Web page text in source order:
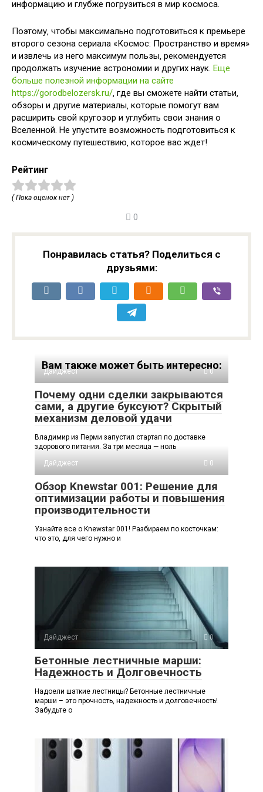
информацию и глубже погрузиться в мир космоса.
Поэтому‚ чтобы максимально подготовиться к премьере
второго сезона сериала «Космос: Пространство и время»
и извлечь из него максимум пользы‚ рекомендуется
продолжать изучение астрономии и других наук. Еще
больше полезной информации на сайте
https://gorodbelozersk.ru/‚ где вы сможете найти статьи‚
обзоры и другие материалы‚ которые помогут вам
расширить свой кругозор и углубить свои знания о
Вселенной. Не упустите возможность подготовиться к
космическому путешествию‚ которое вас ждет!
Рейтинг
( Пока оценок нет )
0
Понравилась статья? Поделиться с
друзьями:
Вам также может быть интересно:
Дайджест 0
Почему одни сделки закрываются
сами, а другие буксуют? Скрытый
механизм деловой удачи
Владимир из Перми запустил стартап по доставке
здорового питания. За три месяца — ноль
Дайджест
0
Обзор Knewstar 001: Решение для
оптимизации работы и повышения
производительности
Узнайте все о Knewstar 001! Разбираем по косточкам:
что это, для чего нужно и
Дайджест 0
Бетонные лестничные марши:
Надежность и Долговечность
Надоели шаткие лестницы? Бетонные лестничные
марши – это прочность, надежность и долговечность!
Забудьте о